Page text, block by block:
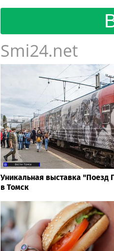
Smi24.net
Уникальная выставка "Поезд
в Томск